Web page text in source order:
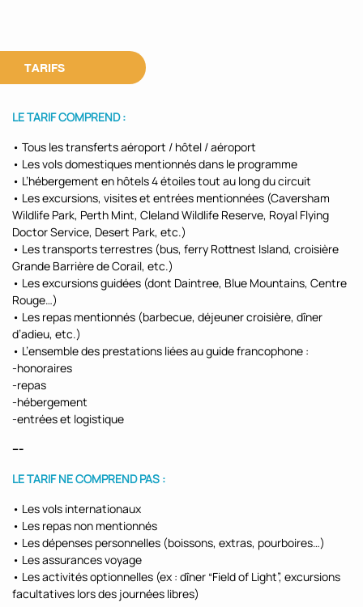
TARIFS
LE TARIF COMPREND :
• Tous les transferts aéroport / hôtel / aéroport
• Les vols domestiques mentionnés dans le programme
• L’hébergement en hôtels 4 étoiles tout au long du circuit
• Les excursions, visites et entrées mentionnées (Caversham
Wildlife Park, Perth Mint, Cleland Wildlife Reserve, Royal Flying
Doctor Service, Desert Park, etc.)
• Les transports terrestres (bus, ferry Rottnest Island, croisière
Grande Barrière de Corail, etc.)
• Les excursions guidées (dont Daintree, Blue Mountains, Centre
Rouge…)
• Les repas mentionnés (barbecue, déjeuner croisière, dîner
d’adieu, etc.)
• L’ensemble des prestations liées au guide francophone :
-honoraires
-repas
-hébergement
-entrées et logistique
---
LE TARIF NE COMPREND PAS :
• Les vols internationaux
• Les repas non mentionnés
• Les dépenses personnelles (boissons, extras, pourboires…)
• Les assurances voyage
• Les activités optionnelles (ex : dîner “Field of Light”, excursions
facultatives lors des journées libres)